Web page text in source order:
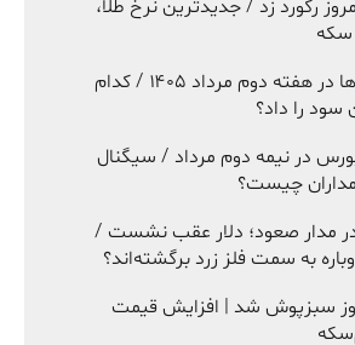
زد / جدیدترین نرخ طلا،
بازدهی بازارها در هفته دوم مرداد ۱۴۰۵ / کدام
داد؟
نیمه دوم مرداد / سیگنال
چیست؟
صعود؛ دلار عقب نشست /
سمت فلز زرد برگشته‌اند؟
سبزپوش شد | افزایش قیمت